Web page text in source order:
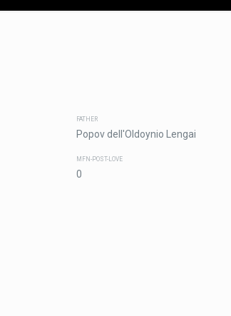
FATHER
Popov dell'Oldoynio Lengai
MFN-POST-LOVE
0